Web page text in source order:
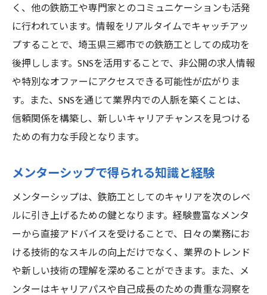
く、他の鉄筋工や専門家とのコミュニケーションも活発
に行われています。情報をリアルタイムでキャッチアッ
プすることで、埼玉県三郷市での鉄筋工としての成功を
後押しします。SNSを活用することで、非公開の求人情報
や特別なオファーにアクセスできる可能性が広がりま
す。また、SNSを通じて業界内での人脈を築くことは、
信頼関係を構築し、新しいキャリアチャンスを見つける
ための有力な手段となります。
メンターシップで得られる知識と経験
メンターシップは、鉄筋工としてのキャリアを次のレベ
ルに引き上げるための鍵となります。経験豊富なメンタ
ーから直接アドバイスを受けることで、日々の業務にお
ける技術的なスキルの向上だけでなく、業界のトレンド
や新しい技術の理解を深めることができます。また、メ
ンターはキャリアパスや自己成長のための貴重な洞察を